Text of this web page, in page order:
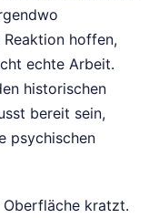
hoffen,
echte Arbeit.
historischen
bereit sein,
psychischen
kratzt.